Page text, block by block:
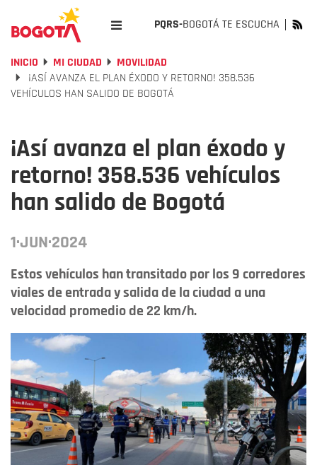
PQRS-BOGOTÁ TE ESCUCHA
INICIO MI CIUDAD
MOVILIDAD
¡ASÍ AVANZA EL PLAN ÉXODO Y RETORNO! 358.536
VEHÍCULOS HAN SALIDO DE BOGOTÁ
¡Así avanza el plan éxodo y
retorno! 358.536 vehículos
han salido de Bogotá
1·JUN·2024
Estos vehículos han transitado por los 9 corredores
viales de entrada y salida de la ciudad a una
velocidad promedio de 22 km/h.